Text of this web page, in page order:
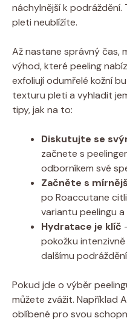
náchylnější k podráždění.
pleti neublížíte.
Až nastane správný čas,
výhod, které peeling
exfoliují odumřelé kožní
texturu pleti a vyhladit
tipy, jak na to:
Diskutujte se
začnete s
odborníkem své
Začněte s
po Roaccutane
variantu peelingu
Hydratace je klíč
pokožku
dalšímu
Pokud jde o výběr
můžete zvážit. Například
oblíbené pro svou